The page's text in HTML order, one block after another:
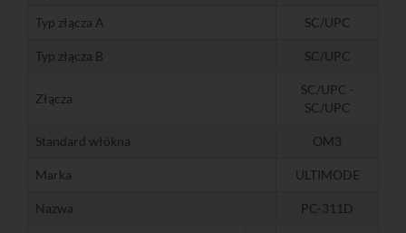
Typ złącza A SC/UPC
Typ złącza B SC/UPC
Złącza
SC/UPC -
SC/UPC
Standard włókna OM3
Marka ULTIMODE
Nazwa PC-311D